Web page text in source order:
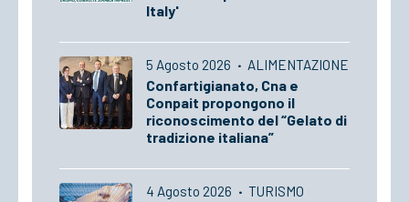
Italy'
5 Agosto 2026 · ALIMENTAZIONE
Confartigianato, Cna e
Conpait propongono il
riconoscimento del “Gelato di
tradizione italiana”
4 Agosto 2026 · TURISMO